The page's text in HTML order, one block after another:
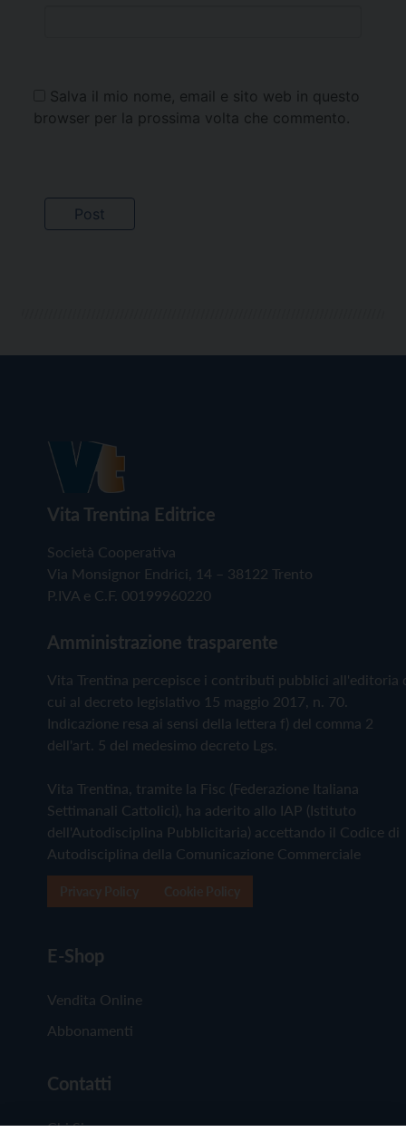
Salva il mio nome, email e sito web in questo
browser per la prossima volta che commento.
Vita Trentina Editrice
Società Cooperativa
Via Monsignor Endrici, 14 – 38122 Trento
P.IVA e C.F. 00199960220
Amministrazione trasparente
Vita Trentina percepisce i contributi pubblici all'editoria
cui al decreto legislativo 15 maggio 2017, n. 70.
Indicazione resa ai sensi della lettera f) del comma 2
dell'art. 5 del medesimo decreto Lgs.
Vita Trentina, tramite la Fisc (Federazione Italiana
Settimanali Cattolici), ha aderito allo IAP (Istituto
dell'Autodisciplina Pubblicitaria) accettando il Codice di
Autodisciplina della Comunicazione Commerciale
E-Shop
Vendita Online
Abbonamenti
Contatti
Chi Siamo